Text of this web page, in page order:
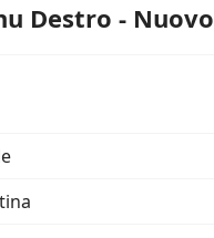
Destro - Nuovo